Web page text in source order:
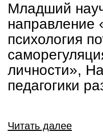
Младший
направление
психология
личности»,
педагогики
Читать далее